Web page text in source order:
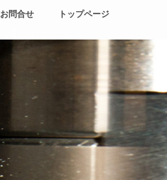
お問合せ トップページ